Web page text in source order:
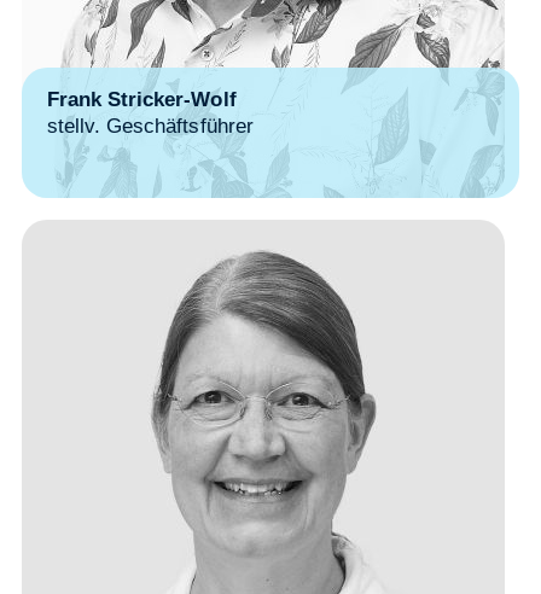
Frank Stricker-Wolf
stellv. Geschäftsführer